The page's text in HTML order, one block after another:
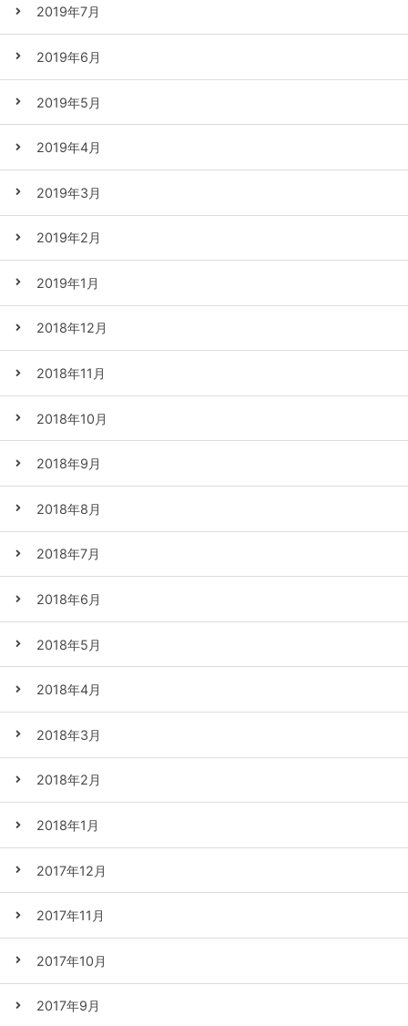
2019年7月
2019年6月
2019年5月
2019年4月
2019年3月
2019年2月
2019年1月
2018年12月
2018年11月
2018年10月
2018年9月
2018年8月
2018年7月
2018年6月
2018年5月
2018年4月
2018年3月
2018年2月
2018年1月
2017年12月
2017年11月
2017年10月
2017年9月